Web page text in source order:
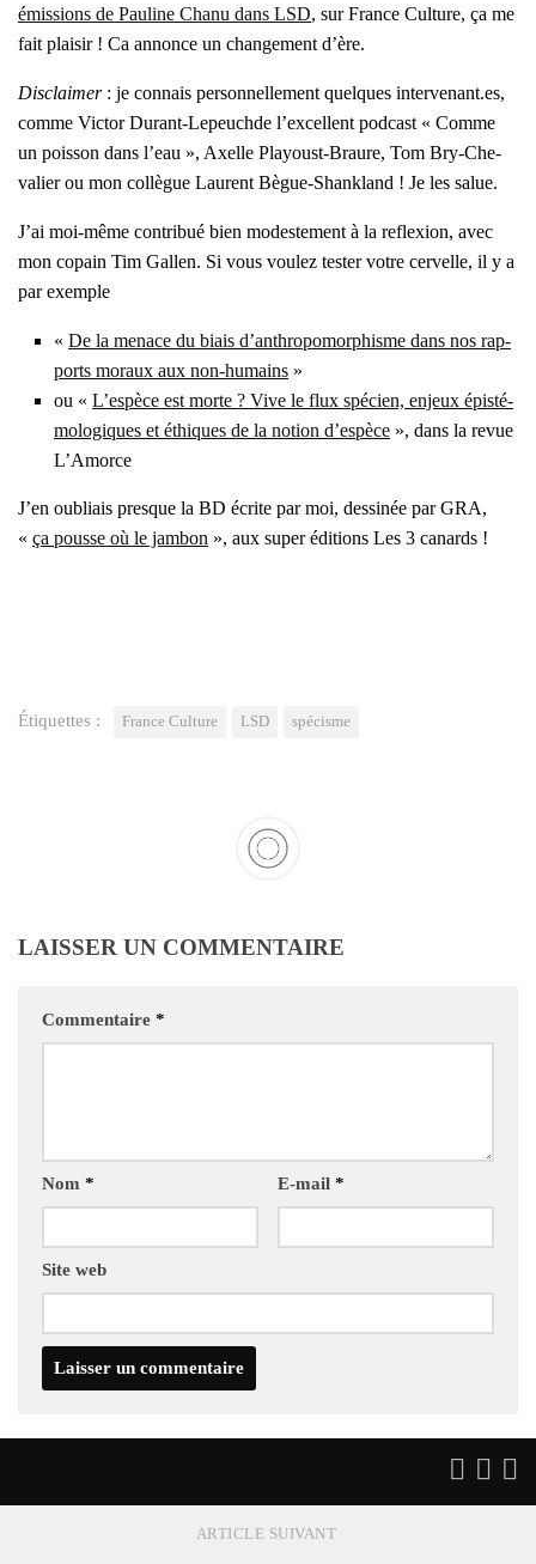
émis­sions de Pau­line Cha­nu dans LSD, sur France Culture, ça me
fait plai­sir ! Ca annonce un chan­ge­ment d’ère.
Dis­clai­mer: je connais per­son­nel­le­ment quelques intervenant.es,
comme Vic­tor Durant-Lepeu­chde l’ex­cellent pod­cast « Comme
un pois­son dans l’eau », Axelle Playoust-Braure, Tom Bry-Che­
va­lier ou mon col­lègue Laurent Bègue-Shank­land ! Je les salue.
J’ai moi-même contri­bué bien modes­te­ment à la reflexion, avec
mon copain Tim Gal­len. Si vous vou­lez tes­ter votre cer­velle, il y a
par exemple
« De la menace du biais d’an­thro­po­mor­phisme dans nos rap­
ports moraux aux non-humains »
ou « L’espèce est morte ? Vive le flux spé­cien, enjeux épis­té­
mo­lo­giques et éthiques de la notion d’espèce », dans la revue
L’A­morce
J’en oubliais presque la BD écrite par moi, des­si­née par GRA,
« ça pousse où le jam­bon », aux super édi­tions Les 3 canards !
Étiquettes : France Culture LSD spécisme
LAISSER UN COMMENTAIRE
Commentaire *
Nom * E-mail *
Site web
ARTICLE SUIVANT